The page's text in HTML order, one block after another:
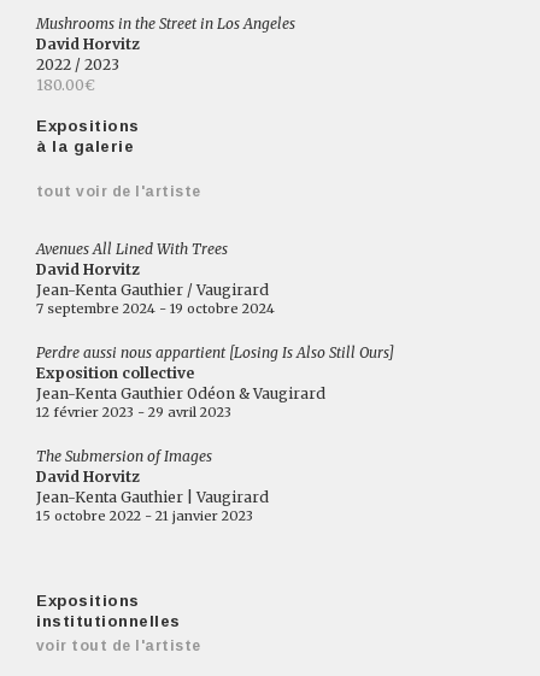
Mushrooms in the Street in Los Angeles
David Horvitz
2022 / 2023
180.00€
Expositions
à la galerie
tout voir de l'artiste
Avenues All Lined With Trees
David Horvitz
Jean-Kenta Gauthier / Vaugirard
7 septembre 2024 - 19 octobre 2024
Perdre aussi nous appartient [Losing Is Also Still Ours]
Exposition collective
Jean-Kenta Gauthier Odéon & Vaugirard
12 février 2023 - 29 avril 2023
The Submersion of Images
David Horvitz
Jean-Kenta Gauthier | Vaugirard
15 octobre 2022 - 21 janvier 2023
Expositions
institutionnelles
voir tout de l'artiste